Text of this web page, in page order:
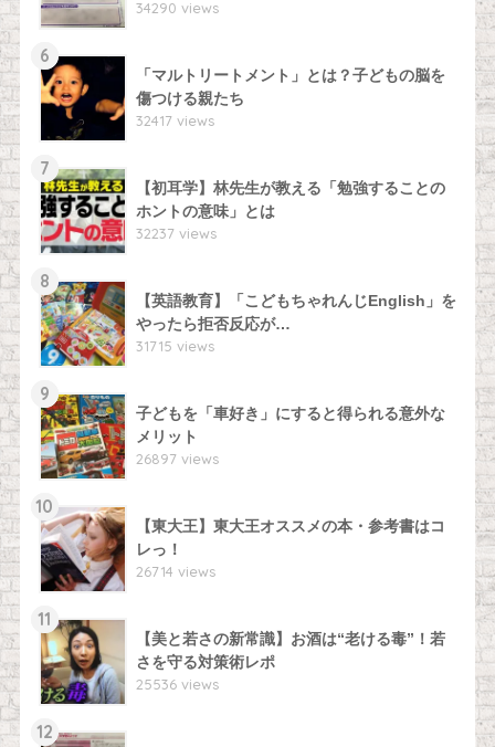
34290 views
6
「マルトリートメント」とは？子どもの脳を
傷つける親たち
32417 views
7
【初耳学】林先生が教える「勉強することの
ホントの意味」とは
32237 views
8
【英語教育】「こどもちゃれんじEnglish」を
やったら拒否反応が…
31715 views
9
子どもを「車好き」にすると得られる意外な
メリット
26897 views
10
【東大王】東大王オススメの本・参考書はコ
レっ！
26714 views
11
【美と若さの新常識】お酒は“老ける毒”！若
さを守る対策術レポ
25536 views
12